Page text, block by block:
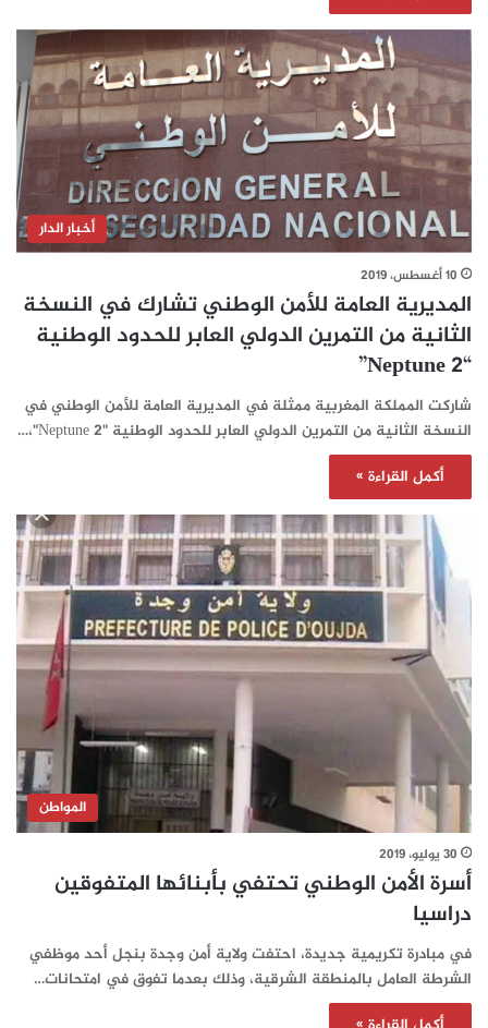
أخبار الدار
10 أغسطس، 2019
المديرية العامة للأمن الوطني تشارك في النسخة
الثانية من التمرين الدولي العابر للحدود الوطنية
“Neptune 2”
شاركت المملكة المغربية ممثلة في المديرية العامة للأمن الوطني في
النسخة الثانية من التمرين الدولي العابر للحدود الوطنية "Neptune 2"،…
أكمل القراءة »
المواطن
30 يوليو، 2019
أسرة الأمن الوطني تحتفي بأبنائها المتفوقين
دراسيا
في مبادرة تكريمية جديدة، احتفت ولاية أمن وجدة بنجل أحد موظفي
الشرطة العامل بالمنطقة الشرقية، وذلك بعدما تفوق في امتحانات…